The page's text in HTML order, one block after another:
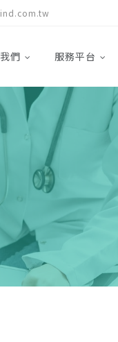
們 服務平台